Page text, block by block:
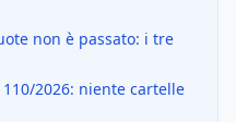
non è passato: i tre
2026: niente cartelle